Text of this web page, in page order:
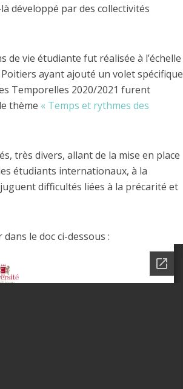
développé par des collectivités
de vie étudiante fut réalisée à l’échelle
ayant ajouté un volet spécifique
Temporelles 2020/2021 furent
thème « Temps et rythmes des
très divers, allant de la mise en place
étudiants internationaux, à la
difficultés liées à la précarité et
le doc ci-dessous :